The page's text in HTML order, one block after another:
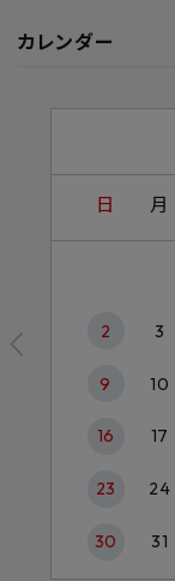
カレンダー
日 月
2 3
9 10
16 17
23 24
30 31